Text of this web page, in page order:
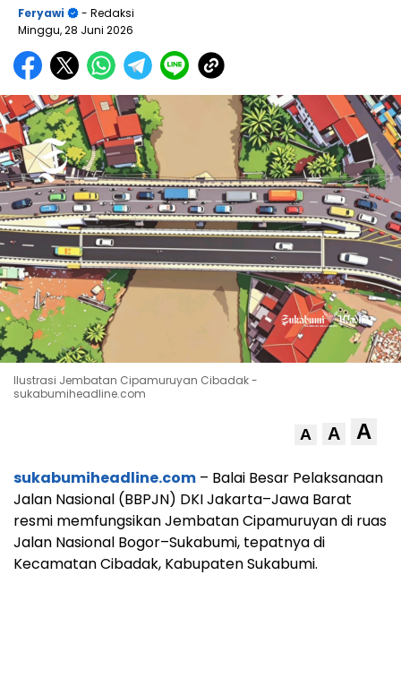
Feryawi
- Redaksi
Minggu, 28 Juni 2026
Ilustrasi Jembatan Cipamuruyan Cibadak -
sukabumiheadline.com
A A A
sukabumiheadline.com – Balai Besar Pelaksanaan
Jalan Nasional (BBPJN) DKI Jakarta–Jawa Barat
resmi memfungsikan Jembatan Cipamuruyan di ruas
Jalan Nasional Bogor–Sukabumi, tepatnya di
Kecamatan Cibadak, Kabupaten Sukabumi.